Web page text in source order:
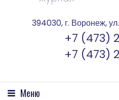
394030, г. Воронеж,
+7 (473)
+7 (473)
Меню